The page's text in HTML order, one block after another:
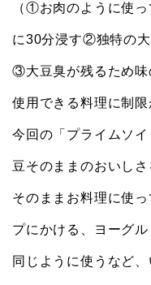
（①お肉のように使
に30分浸す②独特の
③大豆臭が残るため味
使用できる料理に制限
今回の「プライムソ
豆そのままのおいしさ
そのままお料理に使
プにかける、ヨーグ
同じように使うなど